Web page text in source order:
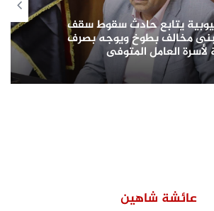
يتابع حادث سقوط سقف
مبنى مخالف بطوخ ويوجه بصرف
لأسرة العامل المتوفى
عائشة شاهين